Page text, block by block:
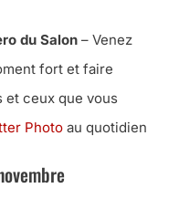
du Salon – Venez
fort et faire
et ceux que vous
Photo au quotidien